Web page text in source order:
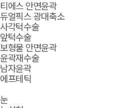
티에스 안면윤곽
듀얼픽스 광대축소
사각턱수술
앞턱수술
보형물 안면윤곽
윤곽재수술
남자윤곽
에프테틱
눈